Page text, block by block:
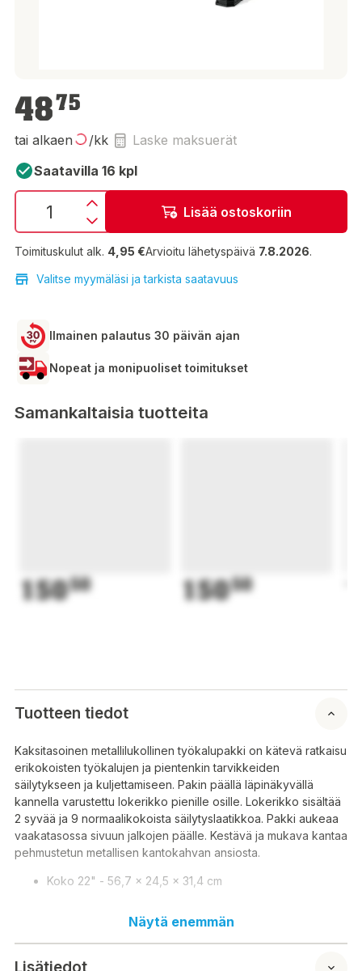
4875
tai alkaen /kk
Laske maksuerät
Saatavilla 16 kpl
Lisää ostoskoriin
Toimituskulut alk. 4,95 €Arvioitu lähetyspäivä 7.8.2026.
Valitse myymäläsi ja tarkista saatavuus
Ilmainen palautus 30 päivän ajan
Nopeat ja monipuoliset toimitukset
Samankaltaisia tuotteita
15050 15050
Tuotteen tiedot
Kaksitasoinen metallilukollinen työkalupakki on kätevä ratkaisu
erikokoisten työkalujen ja pientenkin tarvikkeiden
säilytykseen ja kuljettamiseen. Pakin päällä läpinäkyvällä
kannella varustettu lokerikko pienille osille. Lokerikko sisältää
2 syvää ja 9 normaalikokoista säilytyslaatikkoa. Pakki aukeaa
vaakatasossa sivuun jalkojen päälle. Kestävä ja mukava kantaa
pehmustetun metallisen kantokahvan ansiosta.
Koko 22" - 56,7 x 24,5 x 31,4 cm
Verktygslådan i två nivåer med metalllås är en bekväm lösning
för förvaring och transport av verktyg i olika storlekar och
Näytä enemmän